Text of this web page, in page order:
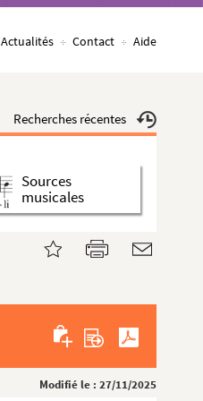
Actualités Contact Aide
Recherches récentes
Sources
musicales
Modifié le : 27/11/2025